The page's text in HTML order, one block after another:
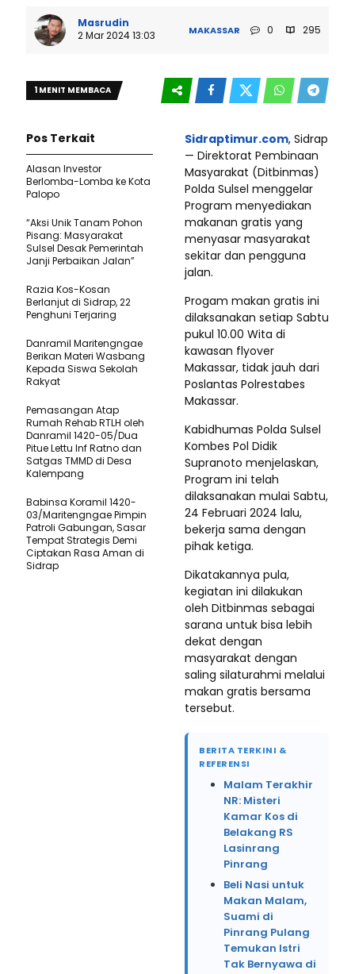
Masrudin
2 Mar 2024 13:03
MAKASSAR 0 295
1 MENIT MEMBACA
Sidraptimur.com, Sidrap
— Direktorat Pembinaan
Masyarakat (Ditbinmas)
Polda Sulsel menggelar
Program menyediakan
makanan gratis yang
menyasar masyarakat
sekitar dan pengguna
jalan.
Progam makan gratis ini
dilaksanakan setiap Sabtu
pukul 10.00 Wita di
kawasan flyover
Makassar, tidak jauh dari
Poslantas Polrestabes
Makassar.
Kabidhumas Polda Sulsel
Kombes Pol Didik
Supranoto menjelaskan,
Program ini telah
dilaksanakan mulai Sabtu,
24 Februari 2024 lalu,
bekerja sama dengan
pihak ketiga.
Dikatakannya pula,
kegiatan ini dilakukan
oleh Ditbinmas sebagai
sarana untuk bisa lebih
dekat dengan
masyarakat dengan
saling silaturahmi melalui
makan gratis bersama
tersebut.
BERITA TERKINI &
REFERENSI
Malam Terakhir
NR: Misteri
Kamar Kos di
Belakang RS
Lasinrang
Pinrang
Beli Nasi untuk
Makan Malam,
Suami di
Pinrang Pulang
Temukan Istri
Tak Bernyawa di
Pos Terkait
Alasan Investor
Berlomba-Lomba ke Kota
Palopo
“Aksi Unik Tanam Pohon
Pisang: Masyarakat
Sulsel Desak Pemerintah
Janji Perbaikan Jalan”
Razia Kos-Kosan
Berlanjut di Sidrap, 22
Penghuni Terjaring
Danramil Maritengngae
Berikan Materi Wasbang
Kepada Siswa Sekolah
Rakyat
Pemasangan Atap
Rumah Rehab RTLH oleh
Danramil 1420-05/Dua
Pitue Lettu Inf Ratno dan
Satgas TMMD di Desa
Kalempang
Babinsa Koramil 1420-
03/Maritengngae Pimpin
Patroli Gabungan, Sasar
Tempat Strategis Demi
Ciptakan Rasa Aman di
Sidrap